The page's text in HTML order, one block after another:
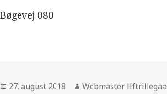
Bøgevej 080
Udgivet
27. august 2018 Forfatter
Webmaster